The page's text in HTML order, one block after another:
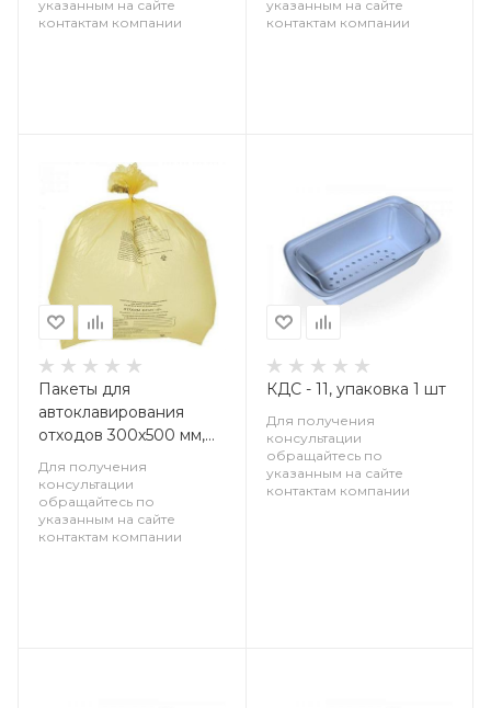
указанным на сайте
контактам компании
указанным на сайте
контактам компании
Пакеты для
автоклавирования
отходов 300х500 мм,
Россия, упаковка 100
шт
Для получения
консультации
обращайтесь по
указанным на сайте
контактам компании
КДС - 11, упаковка 1 шт
Для получения
консультации
обращайтесь по
указанным на сайте
контактам компании